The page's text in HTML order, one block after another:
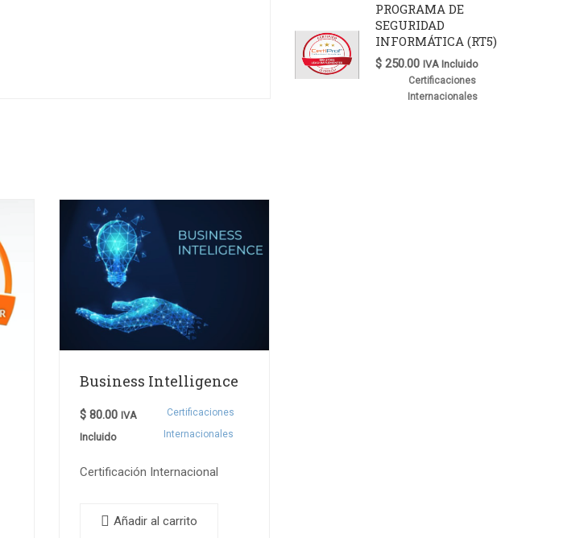
Business Intelligence
$80.00 IVA
Incluido
Certificaciones
Internacionales
Certificación Internacional
Añadir al carrito
PROGRAMA DE
SEGURIDAD
INFORMÁTICA (RT5)
$250.00 IVA Incluido
Certificaciones
Internacionales